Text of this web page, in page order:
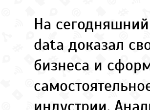
На
data доказал
бизнеса и